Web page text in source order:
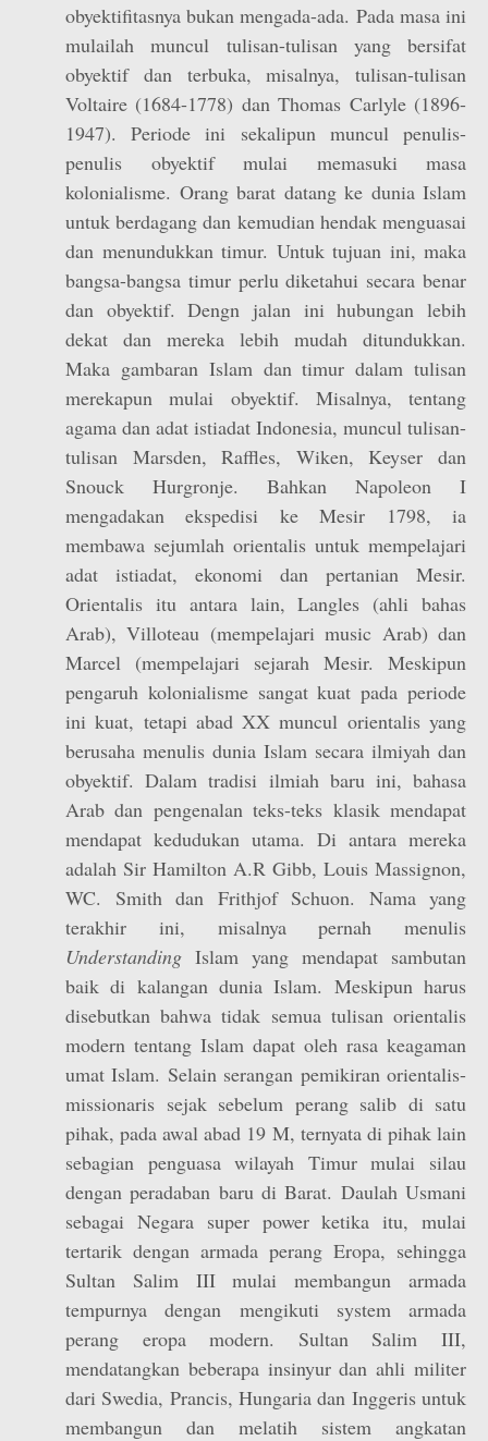
obyektifitasnya bukan mengada-ada. Pada masa ini
mulailah muncul tulisan-tulisan yang bersifat
obyektif dan terbuka, misalnya, tulisan-tulisan
Voltaire (1684-1778) dan Thomas Carlyle (1896-
1947). Periode ini sekalipun muncul penulis-
penulis obyektif mulai memasuki masa
kolonialisme. Orang barat datang ke dunia Islam
untuk berdagang dan kemudian hendak menguasai
dan menundukkan timur. Untuk tujuan ini, maka
bangsa-bangsa timur perlu diketahui secara benar
dan obyektif. Dengn jalan ini hubungan lebih
dekat dan mereka lebih mudah ditundukkan.
Maka gambaran Islam dan timur dalam tulisan
merekapun mulai obyektif. Misalnya, tentang
agama dan adat istiadat Indonesia, muncul tulisan-
tulisan Marsden, Raffles, Wiken, Keyser dan
Snouck Hurgronje. Bahkan Napoleon I
mengadakan ekspedisi ke Mesir 1798, ia
membawa sejumlah orientalis untuk mempelajari
adat istiadat, ekonomi dan pertanian Mesir.
Orientalis itu antara lain, Langles (ahli bahas
Arab), Villoteau (mempelajari music Arab) dan
Marcel (mempelajari sejarah Mesir. Meskipun
pengaruh kolonialisme sangat kuat pada periode
ini kuat, tetapi abad XX muncul orientalis yang
berusaha menulis dunia Islam secara ilmiyah dan
obyektif. Dalam tradisi ilmiah baru ini, bahasa
Arab dan pengenalan teks-teks klasik mendapat
mendapat kedudukan utama. Di antara mereka
adalah Sir Hamilton A.R Gibb, Louis Massignon,
WC. Smith dan Frithjof Schuon. Nama yang
terakhir ini, misalnya pernah menulis
Understanding Islam yang mendapat sambutan
baik di kalangan dunia Islam. Meskipun harus
disebutkan bahwa tidak semua tulisan orientalis
modern tentang Islam dapat oleh rasa keagaman
umat Islam. Selain serangan pemikiran orientalis-
missionaris sejak sebelum perang salib di satu
pihak, pada awal abad 19 M, ternyata di pihak lain
sebagian penguasa wilayah Timur mulai silau
dengan peradaban baru di Barat. Daulah Usmani
sebagai Negara super power ketika itu, mulai
tertarik dengan armada perang Eropa, sehingga
Sultan Salim III mulai membangun armada
tempurnya dengan mengikuti system armada
perang eropa modern. Sultan Salim III,
mendatangkan beberapa insinyur dan ahli militer
dari Swedia, Prancis, Hungaria dan Inggeris untuk
membangun dan melatih sistem angkatan